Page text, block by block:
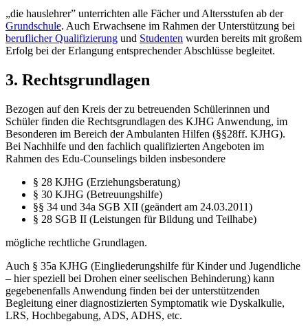
„die hauslehrer” unterrichten alle Fächer und Altersstufen ab der
Grundschule. Auch Erwachsene im Rahmen der Unterstützung bei
beruflicher Qualifizierung und Studenten wurden bereits mit großem
Erfolg bei der Erlangung entsprechender Abschlüsse begleitet.
3. Rechtsgrundlagen
Bezogen auf den Kreis der zu betreuenden Schülerinnen und
Schüler finden die Rechtsgrundlagen des KJHG Anwendung, im
Besonderen im Bereich der Ambulanten Hilfen (§§28ff. KJHG).
Bei Nachhilfe und den fachlich qualifizierten Angeboten im
Rahmen des Edu-Counselings bilden insbesondere
§ 28 KJHG (Erziehungsberatung)
§ 30 KJHG (Betreuungshilfe)
§§ 34 und 34a SGB XII (geändert am 24.03.2011)
§ 28 SGB II (Leistungen für Bildung und Teilhabe)
mögliche rechtliche Grundlagen.
Auch § 35a KJHG (Eingliederungshilfe für Kinder und Jugendliche
– hier speziell bei Drohen einer seelischen Behinderung) kann
gegebenenfalls Anwendung finden bei der unterstützenden
Begleitung einer diagnostizierten Symptomatik wie Dyskalkulie,
LRS, Hochbegabung, ADS, ADHS, etc.